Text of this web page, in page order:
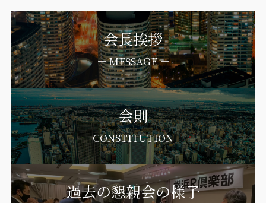
会長挨拶
－ MESSAGE －
会則
－ CONSTITUTION －
過去の懇親会の様子